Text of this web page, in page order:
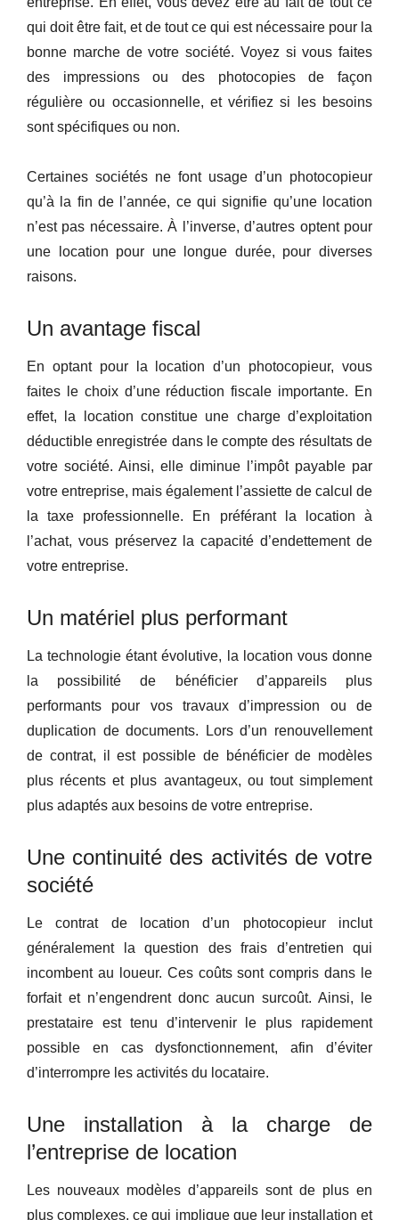
qui doit être fait, et de tout ce qui est nécessaire pour la
bonne marche de votre société. Voyez si vous faites
des impressions ou des photocopies de façon
régulière ou occasionnelle, et vérifiez si les besoins
sont spécifiques ou non.
Certaines sociétés ne font usage d’un photocopieur
qu’à la fin de l’année, ce qui signifie qu’une location
n’est pas nécessaire. À l’inverse, d’autres optent pour
une location pour une longue durée, pour diverses
raisons.
Un avantage fiscal
En optant pour la location d’un photocopieur, vous
faites le choix d’une réduction fiscale importante. En
effet, la location constitue une charge d’exploitation
déductible enregistrée dans le compte des résultats de
votre société. Ainsi, elle diminue l’impôt payable par
votre entreprise, mais également l’assiette de calcul de
la taxe professionnelle. En préférant la location à
l’achat, vous préservez la capacité d’endettement de
votre entreprise.
Un matériel plus performant
La technologie étant évolutive, la location vous donne
la possibilité de bénéficier d’appareils plus
performants pour vos travaux d’impression ou de
duplication de documents. Lors d’un renouvellement
de contrat, il est possible de bénéficier de modèles
plus récents et plus avantageux, ou tout simplement
plus adaptés aux besoins de votre entreprise.
Une continuité des activités de votre
société
Le contrat de location d’un photocopieur inclut
généralement la question des frais d’entretien qui
incombent au loueur. Ces coûts sont compris dans le
forfait et n’engendrent donc aucun surcoût. Ainsi, le
prestataire est tenu d’intervenir le plus rapidement
possible en cas dysfonctionnement, afin d’éviter
d’interrompre les activités du locataire.
Une installation à la charge de
l’entreprise de location
Les nouveaux modèles d’appareils sont de plus en
plus complexes, ce qui implique que leur installation et